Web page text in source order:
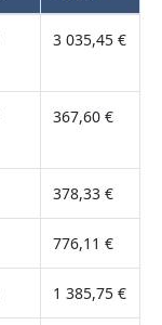
3 035,45 €
367,60 €
378,33 €
776,11 €
1 385,75 €